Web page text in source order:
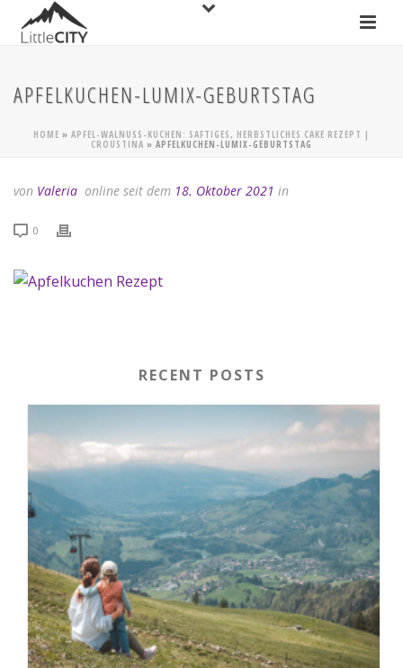
APFELKUCHEN-LUMIX-GEBURTSTAG
HOME » APFEL-WALNUSS-KUCHEN: SAFTIGES, HERBSTLICHES CAKE REZEPT |
CROUSTINA » APFELKUCHEN-LUMIX-GEBURTSTAG
von Valeria online seit dem 18. Oktober 2021 in
0
RECENT POSTS